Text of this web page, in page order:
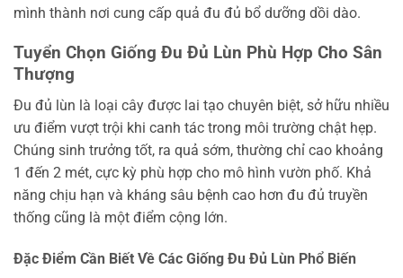
mình thành nơi cung cấp quả đu đủ bổ dưỡng dồi dào.
Tuyển Chọn Giống Đu Đủ Lùn Phù Hợp Cho Sân
Thượng
Đu đủ lùn là loại cây được lai tạo chuyên biệt, sở hữu nhiều
ưu điểm vượt trội khi canh tác trong môi trường chật hẹp.
Chúng sinh trưởng tốt, ra quả sớm, thường chỉ cao khoảng
1 đến 2 mét, cực kỳ phù hợp cho mô hình vườn phố. Khả
năng chịu hạn và kháng sâu bệnh cao hơn đu đủ truyền
thống cũng là một điểm cộng lớn.
Đặc Điểm Cần Biết Về Các Giống Đu Đủ Lùn Phổ Biến